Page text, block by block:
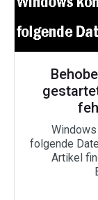
folgende
Artikel